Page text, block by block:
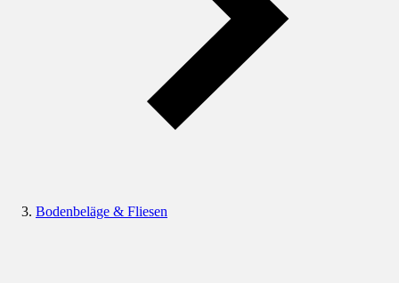
Bodenbeläge & Fliesen